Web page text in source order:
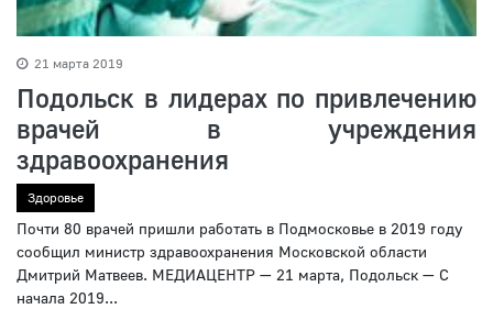
21 марта 2019
Подольск в лидерах по привлечению
врачей в учреждения
здравоохранения
Здоровье
Почти 80 врачей пришли работать в Подмосковье в 2019 году
сообщил министр здравоохранения Московской области
Дмитрий Матвеев. МЕДИАЦЕНТР — 21 марта, Подольск — С
начала 2019...